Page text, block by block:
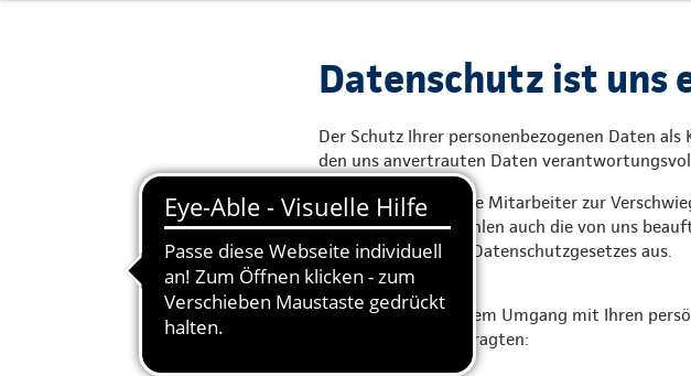
Datenschutz ist uns
Der Schutz Ihrer personenbezogenen Daten
den uns anvertrauten Daten
Wir haben alle unsere Mitarbeiter zur
verpflichtet. Wir wählen auch die von uns
Bestimmungen des Datenschutzgesetzes aus.
Bei Fragen zu unserem Umgang mit Ihren
Datenschutzbeauftragten: